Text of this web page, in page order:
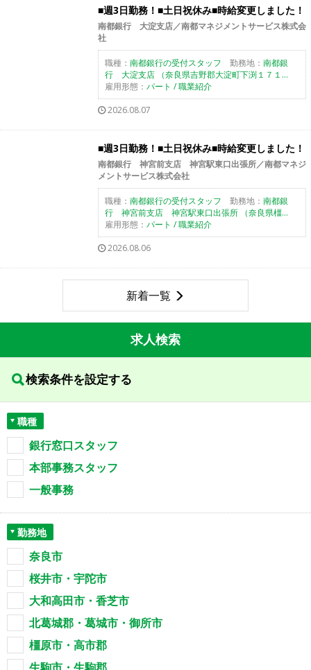
■週3日勤務！■土日祝休み■時給変更しました！
南都銀行 大淀支店／南都マネジメントサービス株式会
社
職種： 南都銀行の受付スタッフ 勤務地： 南都銀
行 大淀支店 （奈良県吉野郡大淀町下渕１７１...
雇用形態： パート / 職業紹介
2026.08.07
■週3日勤務！■土日祝休み■時給変更しました！
南都銀行 神宮前支店 神宮駅東口出張所／南都マネジ
メントサービス株式会社
職種： 南都銀行の受付スタッフ 勤務地： 南都銀
行 神宮前支店 神宮駅東口出張所 （奈良県橿...
雇用形態： パート / 職業紹介
2026.08.06
新着一覧
求人検索
検索条件を設定する
職種
銀行窓口スタッフ
本部事務スタッフ
一般事務
勤務地
奈良市
桜井市・宇陀市
大和高田市・香芝市
北葛城郡・葛城市・御所市
橿原市・高市郡